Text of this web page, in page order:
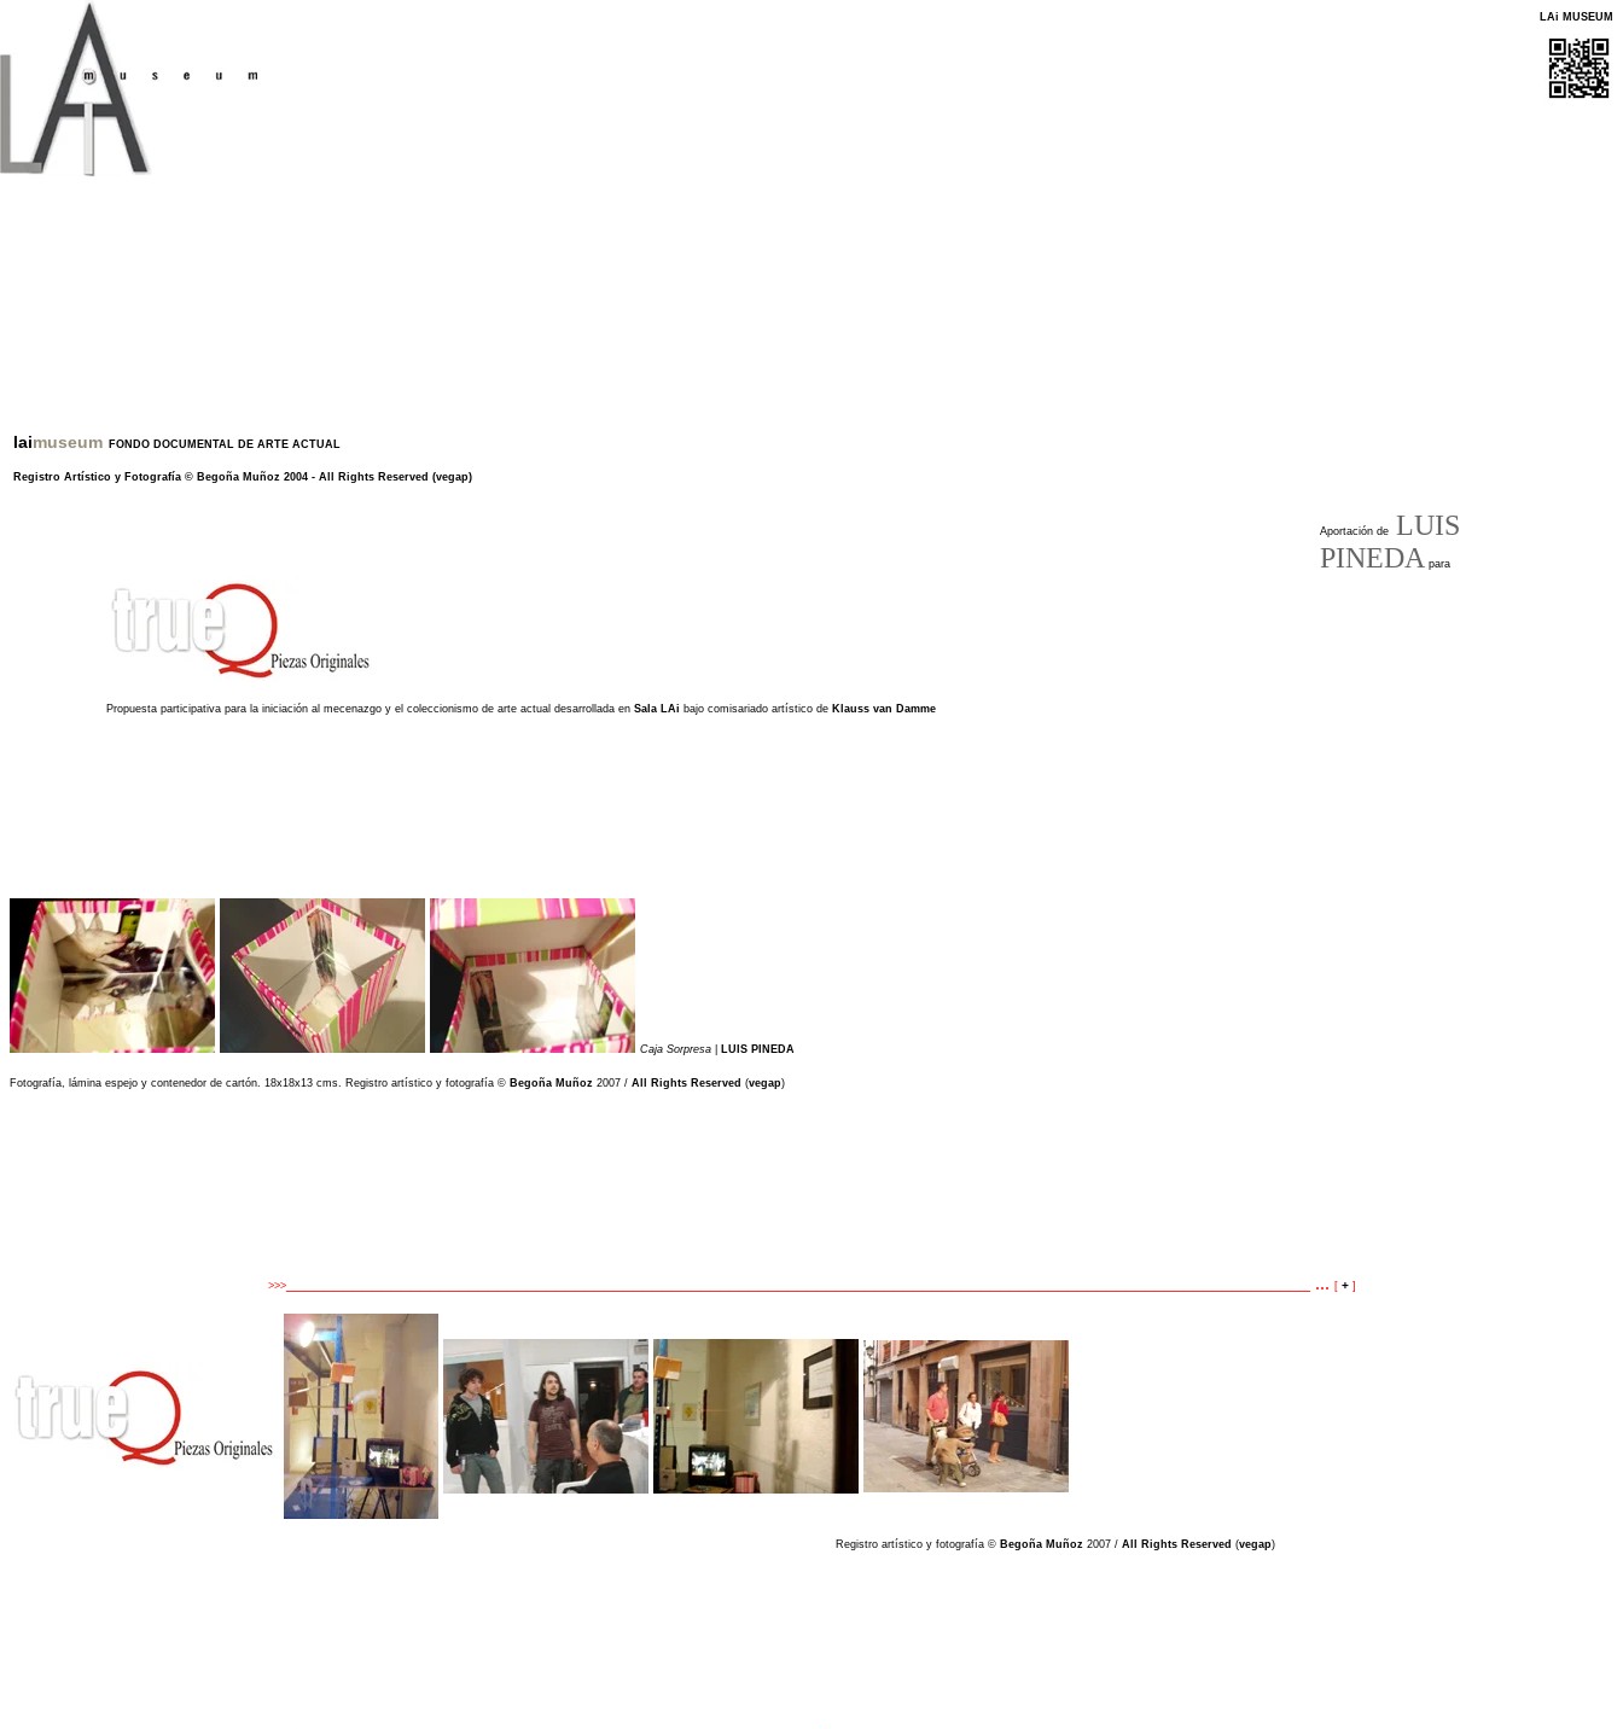
LAi MUSEUM
laimuseum FONDO DOCUMENTAL DE ARTE ACTUAL
Registro Artístico y Fotografía © Begoña Muñoz 2004 - All Rights Reserved (vegap)
Aportación de LUIS
PINEDA para
Propuesta participativa para la iniciación al mecenazgo y el coleccionismo de arte actual desarrollada en Sala LAi bajo comisariado artístico de Klauss van Damme
Caja Sorpresa LUIS PINEDA
Fotografía, lámina espejo y contenedor de cartón. 18x18x13 cms. Registro artístico y fotografía © Begoña Muñoz 2007 / All Rights Reserved (vegap)
>>>__________________________________________________________________________________________________________ ... [ +]
Registro artístico y fotografía © Begoña Muñoz 2007 / All Rights Reserved (vegap)